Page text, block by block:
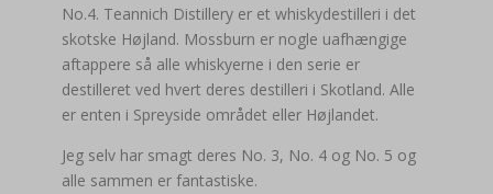
No.4. Teannich Distillery er et whiskydestilleri i det
skotske Højland. Mossburn er nogle uafhængige
aftappere så alle whiskyerne i den serie er
destilleret ved hvert deres destilleri i Skotland. Alle
er enten i Spreyside området eller Højlandet.
Jeg selv har smagt deres No. 3, No. 4 og No. 5 og
alle sammen er fantastiske.